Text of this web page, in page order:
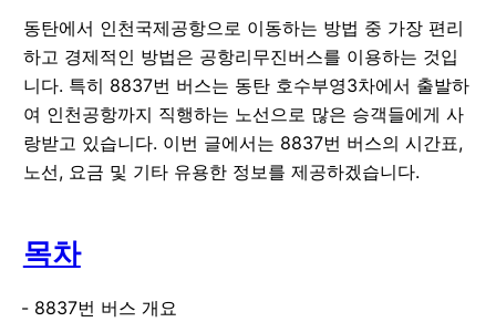
동탄에서 인천국제공항으로 이동하는 방법 중 가장 편리
하고 경제적인 방법은 공항리무진버스를 이용하는 것입
니다. 특히 8837번 버스는 동탄 호수부영3차에서 출발하
여 인천공항까지 직행하는 노선으로 많은 승객들에게 사
랑받고 있습니다. 이번 글에서는 8837번 버스의 시간표,
노선, 요금 및 기타 유용한 정보를 제공하겠습니다.
목차
8837번 버스 개요